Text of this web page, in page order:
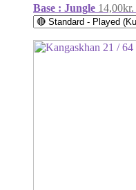
Base : Jungle 14,00kr.